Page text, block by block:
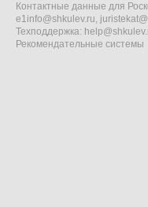
Контактные данные для
e1info@shkulev.ru,
Техподдержка:
Рекомендательные системы